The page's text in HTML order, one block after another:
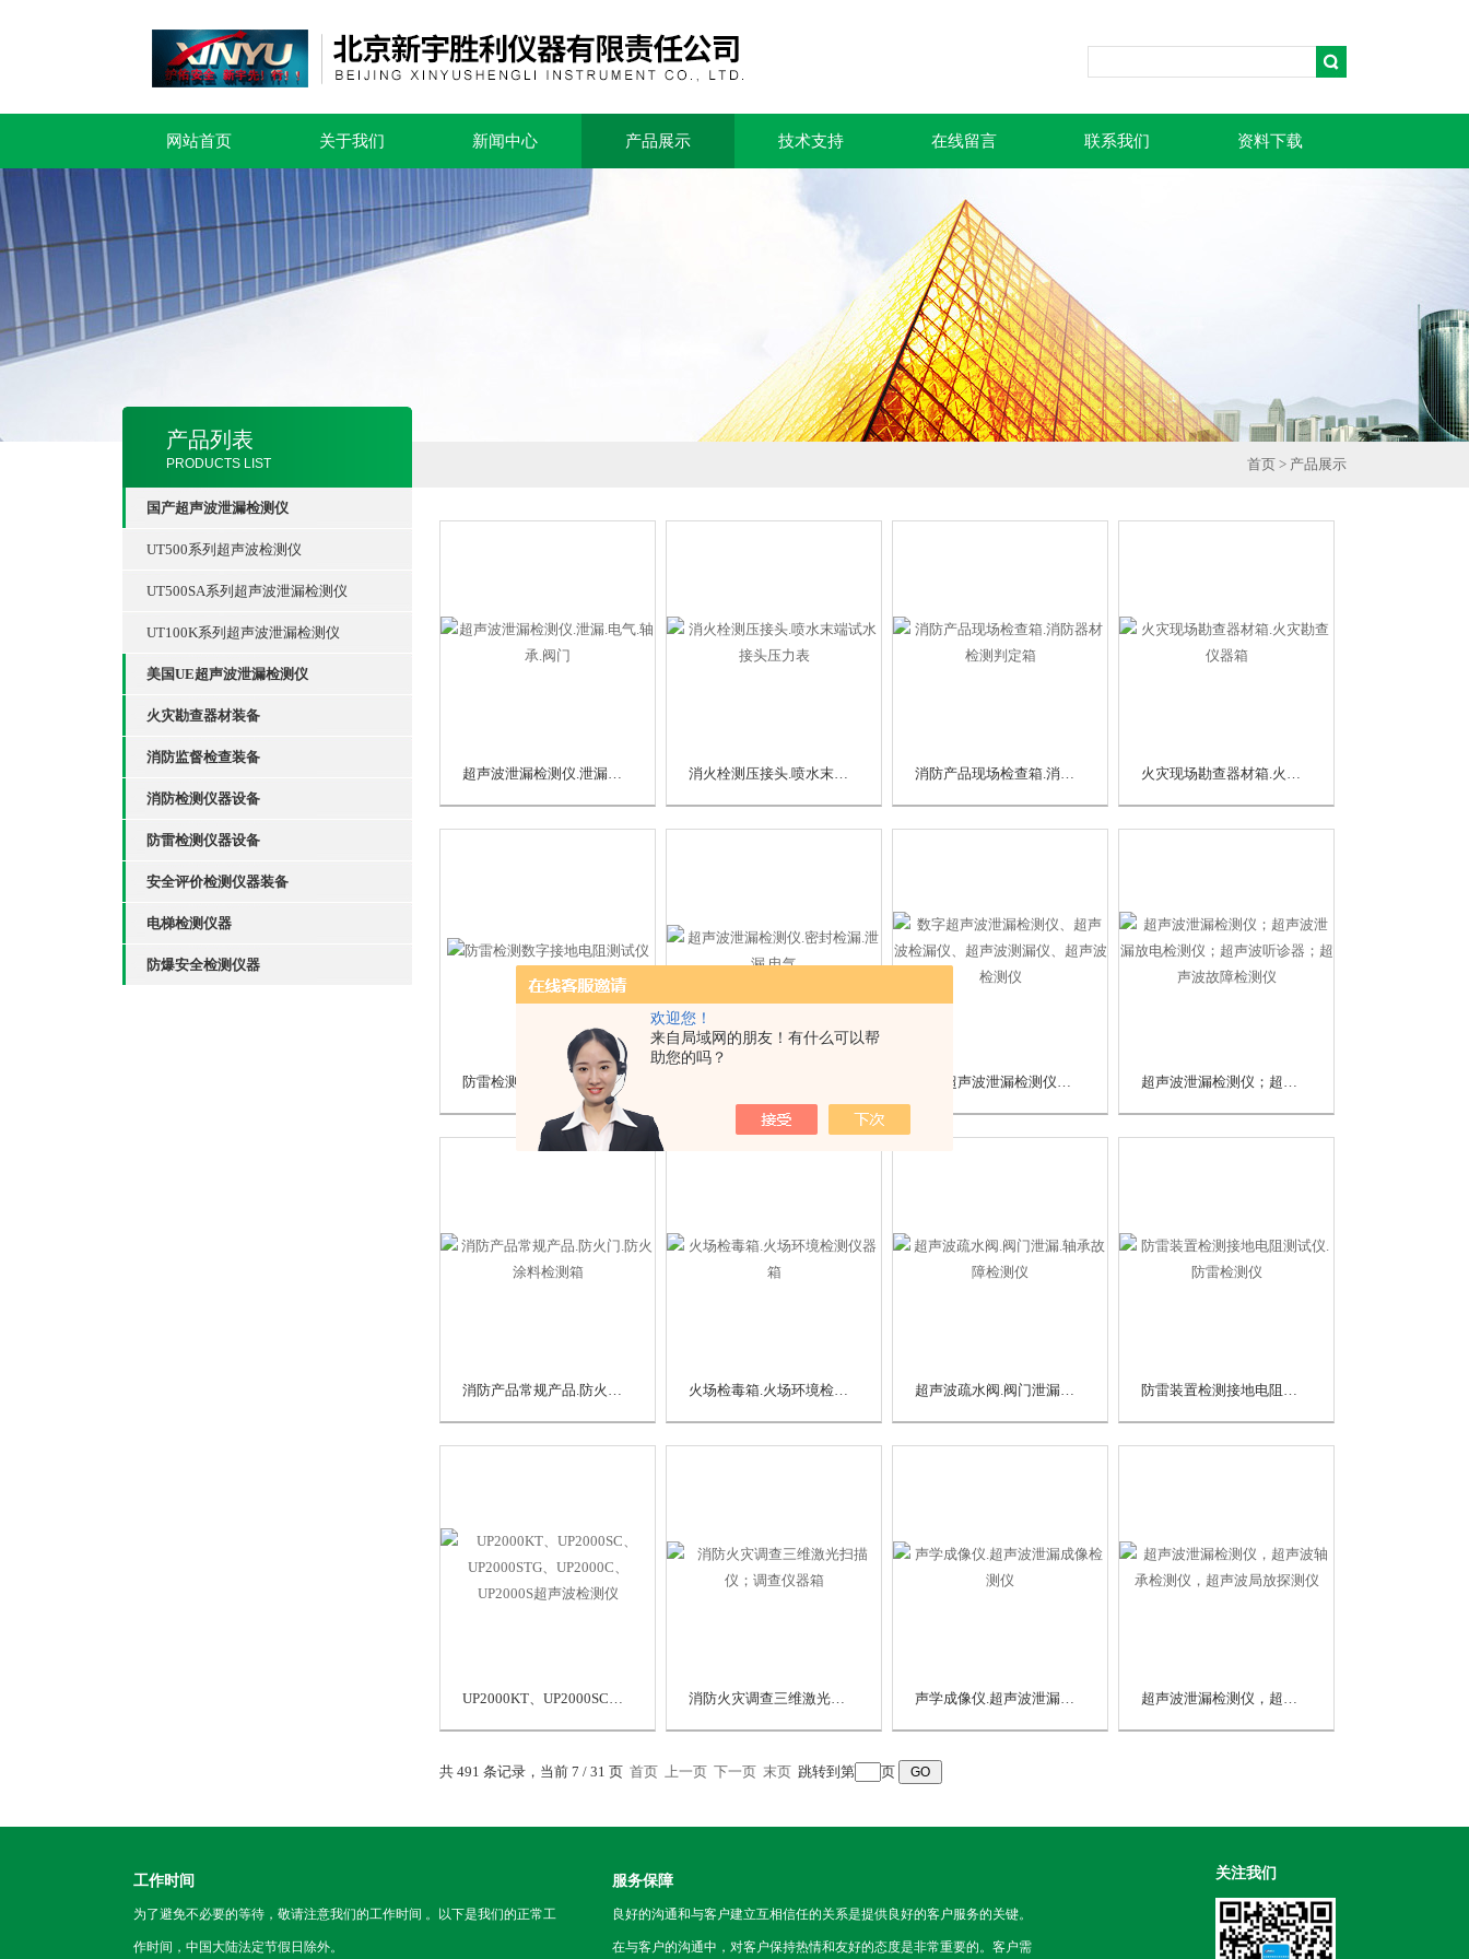
欢迎您！
来自局域网的朋友！有什么可以帮
助您的吗？
网站首页 关于我们 新闻中心 产品展示 技术支持 在线留言 联系我们 资料下载
产品列表
PRODUCTS LIST
国产超声波泄漏检测仪
UT500系列超声波检测仪
UT500SA系列超声波泄漏检测仪
UT100K系列超声波泄漏检测仪
美国UE超声波泄漏检测仪
火灾勘查器材装备
消防监督检查装备
消防检测仪器设备
防雷检测仪器设备
安全评价检测仪器装备
电梯检测仪器
防爆安全检测仪器
首页 > 产品展示
超声波泄漏检测仪.泄漏.电气.轴承.阀门 消火栓测压接头.喷水末端试水接头压力表 消防产品现场检查箱.消防器材检测判定箱 火灾现场勘查器材箱.火灾勘查仪器箱
防雷检测数字接地电阻测试仪 数字超声波泄漏检测仪、超声波检漏仪、超声波测漏仪、超声波检测仪 超声波泄漏检测仪；超声波泄漏放电检测仪；超声波听诊器；超声波故障检测仪
消防产品常规产品.防火门.防火涂料检测箱 火场检毒箱.火场环境检测仪器箱 超声波疏水阀.阀门泄漏.轴承故障检测仪 防雷装置检测接地电阻测试仪.防雷检测仪
UP2000KT、UP2000SC、UP2000STG、UP2000C、UP2000S超声波检测仪 消防火灾调查三维激光扫描仪；调查仪器箱 声学成像仪.超声波泄漏成像检测仪 超声波泄漏检测仪，超声波轴承检测仪，超声波局放探测仪
共 491 条记录，当前 7 / 31 页 首页 上一页 下一页 末页 跳转到第 页
工作时间
为了避免不必要的等待，敬请注意我们的工作时间 。以下是我们的正常工
作时间，中国大陆法定节假日除外。
服务保障
良好的沟通和与客户建立互相信任的关系是提供良好的客户服务的关键。
在与客户的沟通中，对客户保持热情和友好的态度是非常重要的。客户需
关注我们